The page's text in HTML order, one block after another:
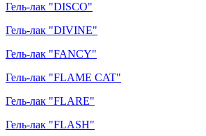
Гель-лак "DISCO"
Гель-лак "DIVINE"
Гель-лак "FANCY"
Гель-лак "FLAME CAT"
Гель-лак "FLARE"
Гель-лак "FLASH"